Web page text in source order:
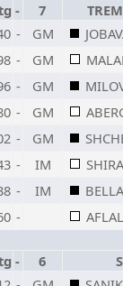
- 7
- GM
- GM
- GM
- GM
- GM
- IM
- IM
-
- 6